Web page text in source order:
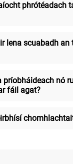
phrótéadach
lena scuabadh an
príobháideach nó
fáil agat?